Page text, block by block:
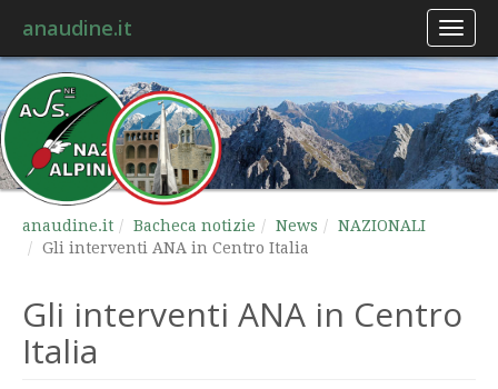
anaudine.it
anaudine.it Bacheca notizie News
NAZIONALI
Gli interventi ANA in Centro Italia
Gli interventi ANA in Centro
Italia